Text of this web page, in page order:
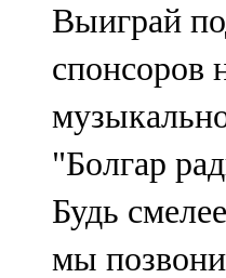
Нурлат
104,7 FM
Олы Әтнә
71,42 FM
Сарман
Выиграй
спонсоров
"Болгар
Будь
мы